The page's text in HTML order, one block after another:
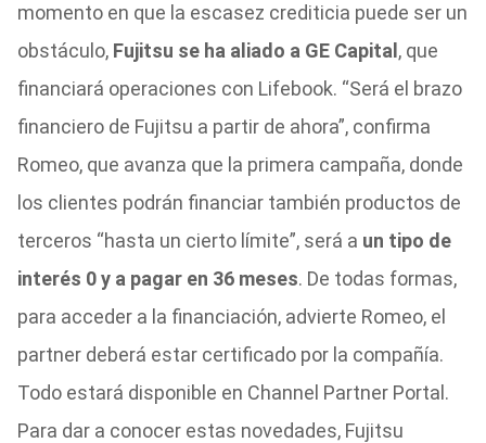
momento en que la escasez crediticia puede ser un
obstáculo, Fujitsu se ha aliado a GE Capital , que
financiará operaciones con Lifebook. “Será el brazo
financiero de Fujitsu a partir de ahora”, confirma
Romeo, que avanza que la primera campaña, donde
los clientes podrán financiar también productos de
terceros “hasta un cierto límite”, será a un tipo de
interés 0 y a pagar en 36 meses. De todas formas,
para acceder a la financiación, advierte Romeo, el
partner deberá estar certificado por la compañía.
Todo estará disponible en Channel Partner Portal.
Para dar a conocer estas novedades, Fujitsu